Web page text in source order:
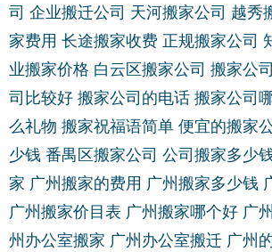
司 企业搬迁公司 天河搬家公司 越秀
家费用 长途搬家收费 正规搬家公司
业搬家价格 白云区搬家公司 搬家公
司比较好 搬家公司的电话 搬家公司
么礼物 搬家祝福语简单 便宜的搬家
少钱 番禺区搬家公司 公司搬家多少
家 广州搬家的费用 广州搬家多少钱
广州搬家价目表 广州搬家哪个好 广
州办公室搬家 广州办公室搬迁 广州